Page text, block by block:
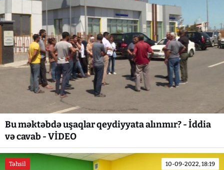
Bu məktəbdə uşaqlar qeydiyyata alınmır? - İddia
və cavab - VİDEO
Təhsil 10-09-2022, 18:19